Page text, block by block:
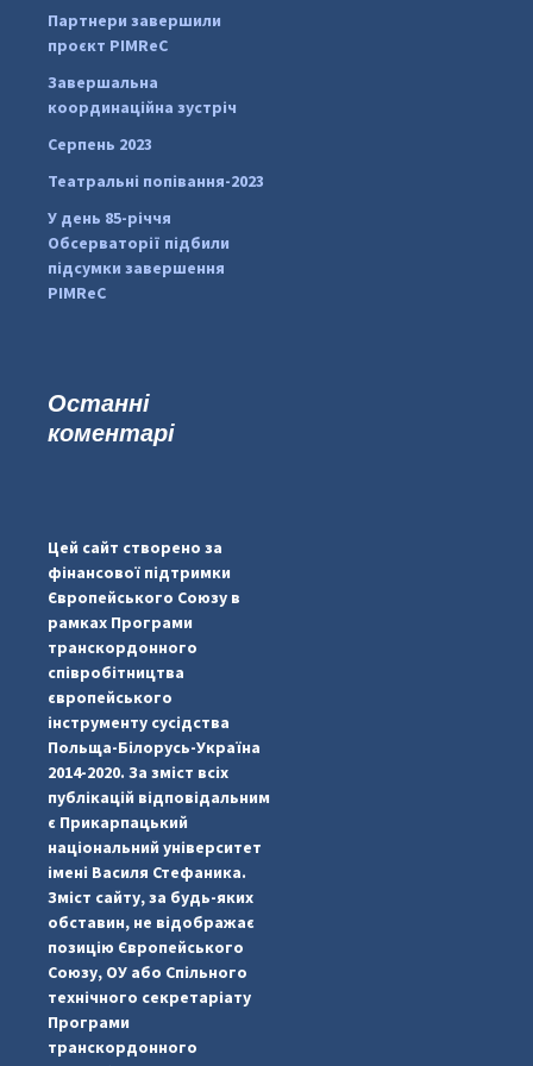
pimrec_project
#PipIvanToday
Партнери завершили
проєкт PIMReC
Завершальна
координаційна зустріч
Серпень 2023
Театральні попівання-2023
У день 85-річчя
Обсерваторії підбили
підсумки завершення
PIMReC
Останні
коментарі
Цей сайт створено за
фінансової підтримки
Європейського Союзу в
рамках Програми
транскордонного
співробітництва
європейського
інструменту сусідства
Польща-Білорусь-Україна
2014-2020. За зміст всіх
публікацій відповідальним
є Прикарпацький
національний університет
імені Василя Стефаника.
Зміст сайту, за будь-яких
обставин, не відображає
позицію Європейського
Союзу, ОУ або Спільного
технічного секретаріату
Програми
транскордонного